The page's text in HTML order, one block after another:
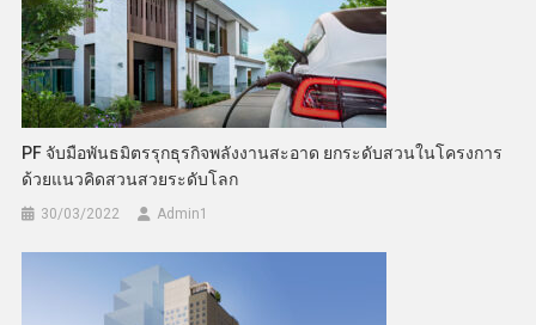
PF จับมือพันธมิตรรุกธุรกิจพลังงานสะอาด ยกระดับสวนในโครงการ
ด้วยแนวคิดสวนสวยระดับโลก
30/03/2022 Admin​1